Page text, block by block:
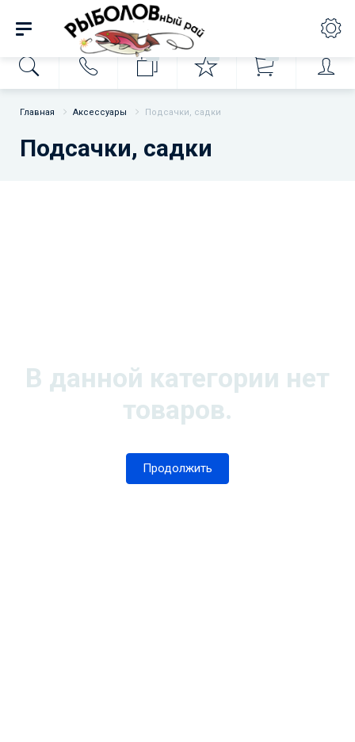
Главная Аксессуары Подсачки, садки
Подсачки, садки
В данной категории нет
товаров.
Продолжить